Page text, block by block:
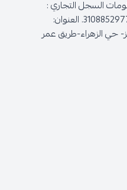
السجل التجاري :
1010450000 الرقم الضريبي : 310885297700003. العنوان:
حي الزهراء-طريق عمر